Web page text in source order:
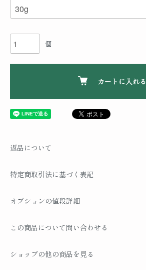
個
カートに入れる
返品について
特定商取引法に基づく表記
オプションの値段詳細
この商品について問い合わせる
ショップの他の商品を見る